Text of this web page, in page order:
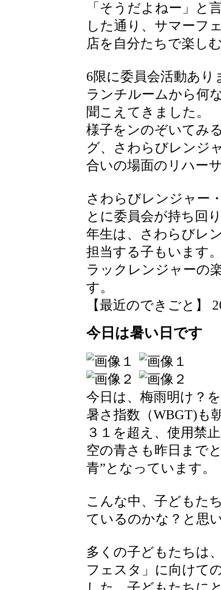
「そうだよねー」と
した通り、サマーフ
店を自分たちで楽し
6限に委員会活動あり
ランチルームから何
聞こえてきました。
様子をンのぞいてみ
グ、さわらびレンジ
合いの場面のリハー
さわらびレンジャー
とに委員会が持ち回
年生は、さわらびレ
担当する子もいます
ラックレンジャーの
す。
【最近のできごと】
今日は暑い日です
今日は、梅雨明け？
暑さ指数（WBGT)も
３１を超え、使用禁
空の青さも昨日まで
青”となっています。
こんな中、子どもた
ているのかな？と思
多くの子どもたちは
フェスタ」に向けて